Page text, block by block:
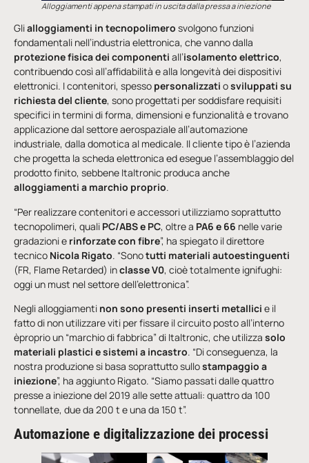
Alloggiamenti appena stampati in uscita dalla pressa a iniezione
Glialloggiamenti in tecnopolimero svolgono funzioni
fondamentali nell’industria elettronica, che vanno dalla
protezione fisica dei componenti all’isolamento elettrico,
contribuendo così all’affidabilità e alla longevità dei dispositivi
elettronici. I contenitori, spesso personalizzati osviluppati su
richiesta del cliente, sono progettati per soddisfare requisiti
specifici in termini di forma, dimensioni e funzionalità e trovano
applicazione dal settore aerospaziale all’automazione
industriale, dalla domotica al medicale. Il cliente tipo è l’azienda
che progetta la scheda elettronica ed esegue l’assemblaggio del
prodotto finito, sebbene Italtronic produca anche
alloggiamenti a marchio proprio.
“Per realizzare contenitori e accessori utilizziamo soprattutto
tecnopolimeri, quali PC/ABS e PC, oltre a PA6 e 66 nelle varie
gradazioni e rinforzate con fibre”, ha spiegato il direttore
tecnico Nicola Rigato. “Sonotutti materiali autoestinguenti
(FR, Flame Retarded) inclasse V0, cioè totalmente ignifughi:
oggi un must nel settore dell’elettronica”.
Negli alloggiamenti non sono presenti inserti metallici e il
fatto di non utilizzare viti per fissare il circuito posto all’interno
èproprio un “marchio di fabbrica” di Italtronic, che utilizza solo
materiali plastici e sistemi a incastro. “Di conseguenza, la
nostra produzione si basa soprattutto sullostampaggio a
iniezione”, ha aggiunto Rigato. “Siamo passati dalle quattro
presse a iniezione del 2019 alle sette attuali: quattro da 100
tonnellate, due da 200 t e una da 150 t”.
Automazione e digitalizzazione dei processi